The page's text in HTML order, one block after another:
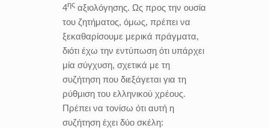
4ης αξιολόγησης. Ως προς την ουσία
του ζητήματος, όμως, πρέπει να
ξεκαθαρίσουμε μερικά πράγματα,
διότι έχω την εντύπωση ότι υπάρχει
μία σύγχυση, σχετικά με τη
συζήτηση που διεξάγεται για τη
ρύθμιση του ελληνικού χρέους.
Πρέπει να τονίσω ότι αυτή η
συζήτηση έχει δύο σκέλη: